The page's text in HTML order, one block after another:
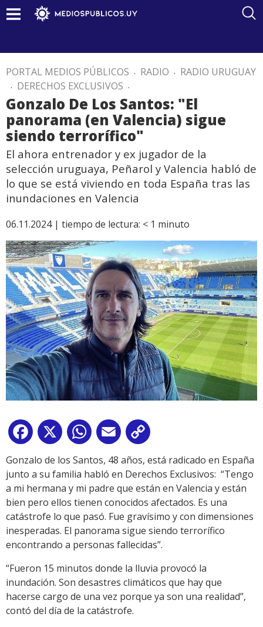
PORTAL MEDIOS PÚBLICOS . RADIO . RADIO URUGUAY
. DERECHOS EXCLUSIVOS .
Gonzalo De Los Santos: "El
panorama (en Valencia) sigue
siendo terrorífico"
El ahora entrenador y ex jugador de la
selección uruguaya, Peñarol y Valencia habló de
lo que se está viviendo en toda España tras las
inundaciones en Valencia
06.11.2024 | tiempo de lectura: < 1 minuto
Facebook
X WhatsApp
Email
Link
Gonzalo de los Santos, 48 años, está radicado en España
junto a su familia habló en Derechos Exclusivos: “Tengo
a mi hermana y mi padre que están en Valencia y están
bien pero ellos tienen conocidos afectados. Es una
catástrofe lo que pasó. Fue gravísimo y con dimensiones
inesperadas. El panorama sigue siendo terrorífico
encontrando a personas fallecidas”.
“Fueron 15 minutos donde la lluvia provocó la
inundación. Son desastres climáticos que hay que
hacerse cargo de una vez porque ya son una realidad”,
contó del día de la catástrofe.